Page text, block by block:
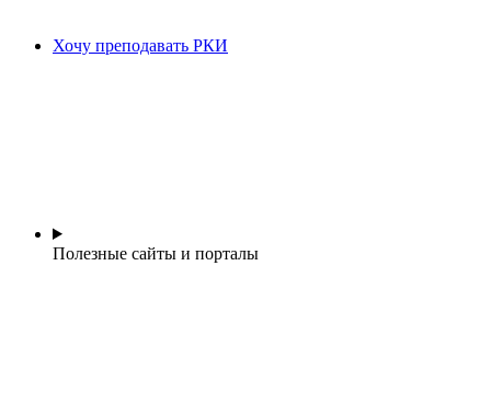
Хочу преподавать РКИ
Полезные сайты и порталы